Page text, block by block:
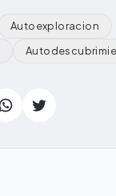
Autoexploracion